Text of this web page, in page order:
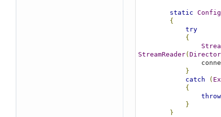
static Config
{
try
{
StreamReader(
}
catch
(
{
throw
}
}